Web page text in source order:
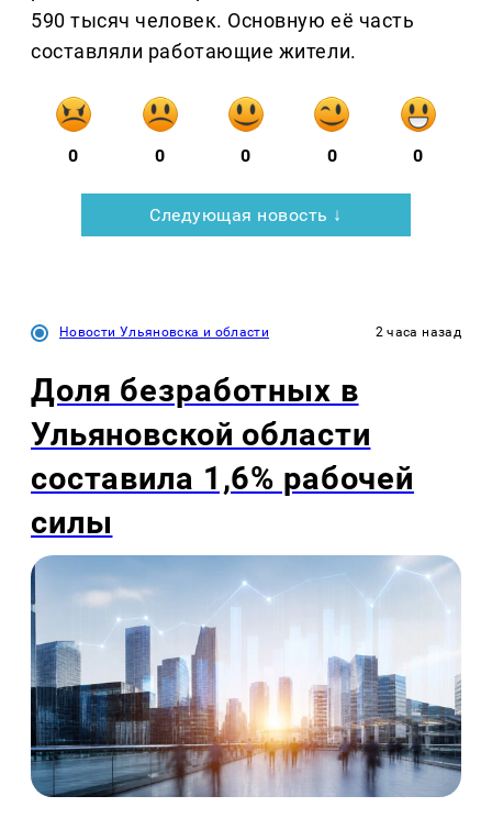
590 тысяч человек. Основную её часть
составляли работающие жители.
0 0 0 0 0
Следующая новость ↓
Новости Ульяновска и области 2 часа назад
Доля безработных в
Ульяновской области
составила 1,6% рабочей
силы